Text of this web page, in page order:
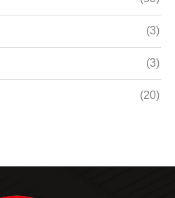
(3)
(3)
(20)